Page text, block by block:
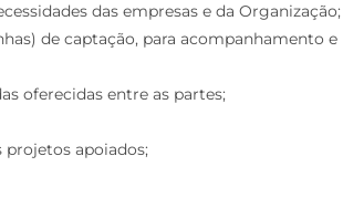
das empresas e da Organização;
de captação, para acompanhamento e
oferecidas entre as partes;
projetos apoiados;